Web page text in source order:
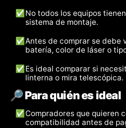
✅ No todos los equipos
sistema de montaje.
✅Antes de comprar se debe
batería, color de láser o
✅ Es ideal comparar si
linterna o mira telescópica.
🔎 Para quién es ideal
✅ Compradores que quieren
compatibilidad antes de